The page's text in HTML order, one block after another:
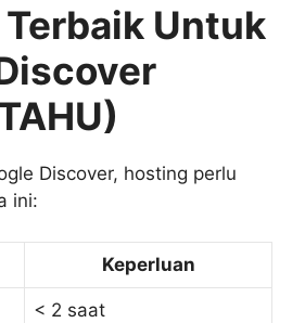
Untuk
Discover, hosting perlu
ini:
Keperluan
< 2 saat